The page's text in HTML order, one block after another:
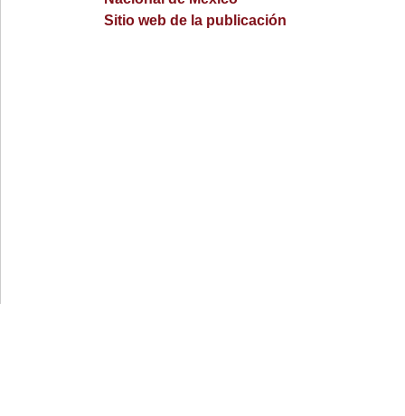
Sitio web de la publicación